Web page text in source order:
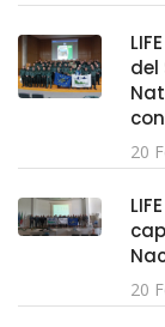
del
20
20